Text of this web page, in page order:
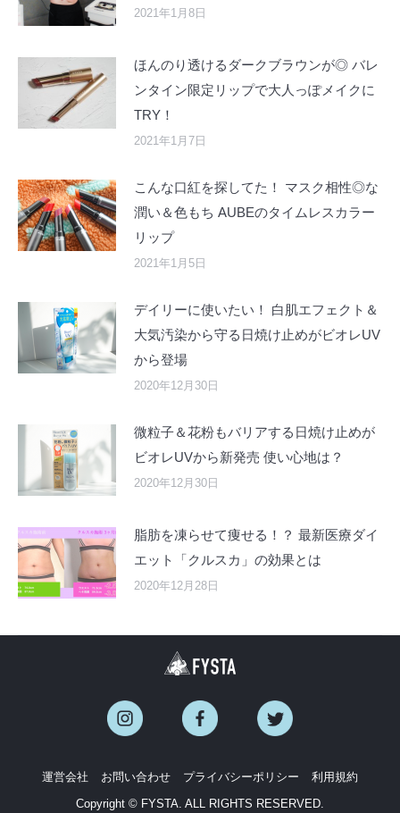
2021年1月8日
ほんのり透けるダークブラウンが◎ バレ
ンタイン限定リップで大人っぽメイクに
TRY！
2021年1月7日
こんな口紅を探してた！ マスク相性◎な
潤い＆色もち AUBEのタイムレスカラー
リップ
2021年1月5日
デイリーに使いたい！ 白肌エフェクト＆
大気汚染から守る日焼け止めがビオレUV
から登場
2020年12月30日
微粒子＆花粉もバリアする日焼け止めが
ビオレUVから新発売 使い心地は？
2020年12月30日
脂肪を凍らせて痩せる！？ 最新医療ダイ
エット「クルスカ」の効果とは
2020年12月28日
運営会社 お問い合わせ プライバシーポリシー
利用規約
Copyright © FYSTA. ALL RIGHTS RESERVED.